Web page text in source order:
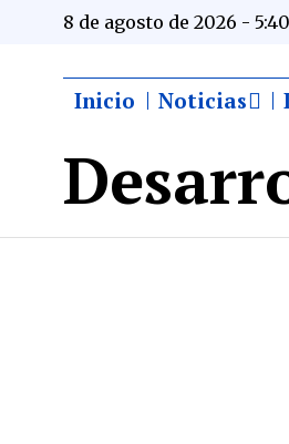
8 de agosto de 2026 -
Inicio Noticias